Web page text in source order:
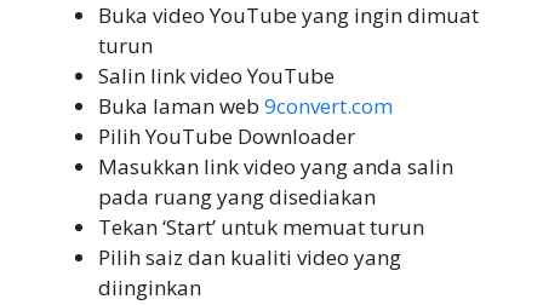
Buka video YouTube yang ingin dimuat
turun
Salin link video YouTube
Buka laman web 9convert.com
Pilih YouTube Downloader
Masukkan link video yang anda salin
pada ruang yang disediakan
Tekan ‘Start’ untuk memuat turun
Pilih saiz dan kualiti video yang
diinginkan